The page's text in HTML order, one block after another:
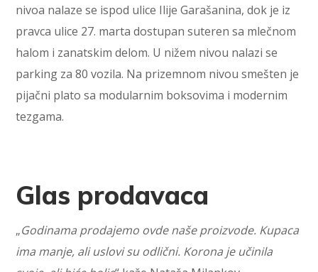
nivoa nalaze se ispod ulice Ilije Garašanina, dok je iz
pravca ulice 27. marta dostupan suteren sa mlečnom
halom i zanatskim delom. U nižem nivou nalazi se
parking za 80 vozila. Na prizemnom nivou smešten je
pijačni plato sa modularnim boksovima i modernim
tezgama.
Glas prodavaca
„Godinama prodajemo ovde naše proizvode. Kupaca
ima manje, ali uslovi su odlični. Korona je učinila